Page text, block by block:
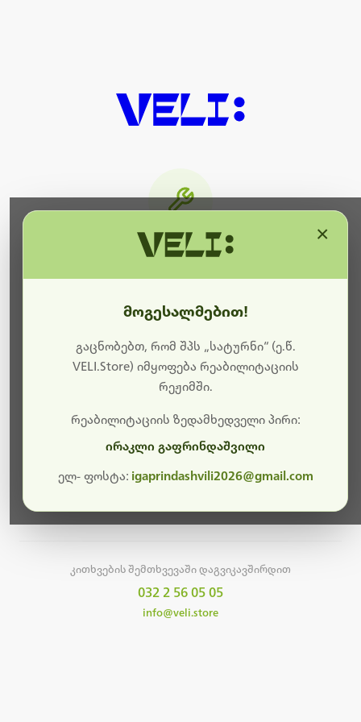
ბოდიშს გიხდით შეფერხებისთვის. ამჟამად
მიმდინარეობს საიტის განახლება და ტექნიკური
სამუშაოები.
მალე ისევ ხელმისაწვდომი იქნება. გმადლობთ
კითხვების შემთხვევაში დაგვიკავშირდით
032 2 56 05 05
info@veli.store
მოგესალმებით!
გაცნობებთ, რომ შპს „სატურნი“ (ე.წ.
VELI.Store) იმყოფება რეაბილიტაციის
რეჟიმში.
რეაბილიტაციის ზედამხედველი პირი:
ირაკლი გაფრინდაშვილი
ელ- ფოსტა: igaprindashvili2026@gmail.com
×